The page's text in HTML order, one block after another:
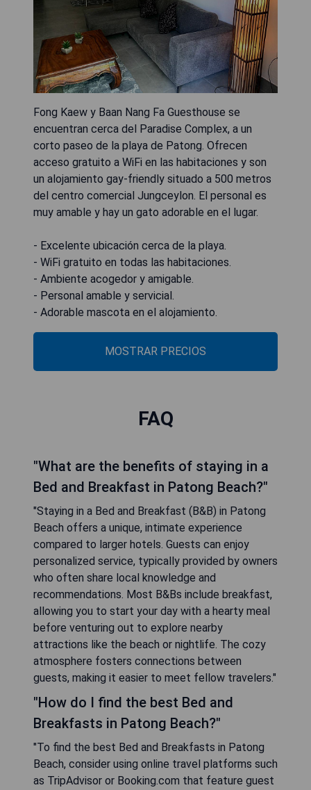
Fong Kaew y Baan Nang Fa Guesthouse se
encuentran cerca del Paradise Complex, a un
corto paseo de la playa de Patong. Ofrecen
acceso gratuito a WiFi en las habitaciones y son
un alojamiento gay-friendly situado a 500 metros
del centro comercial Jungceylon. El personal es
muy amable y hay un gato adorable en el lugar.
- Excelente ubicación cerca de la playa.
- WiFi gratuito en todas las habitaciones.
- Ambiente acogedor y amigable.
- Personal amable y servicial.
- Adorable mascota en el alojamiento.
MOSTRAR PRECIOS
FAQ
"What are the benefits of staying in a
Bed and Breakfast in Patong Beach?"
"Staying in a Bed and Breakfast (B&B) in Patong
Beach offers a unique, intimate experience
compared to larger hotels. Guests can enjoy
personalized service, typically provided by owners
who often share local knowledge and
recommendations. Most B&Bs include breakfast,
allowing you to start your day with a hearty meal
before venturing out to explore nearby
attractions like the beach or nightlife. The cozy
atmosphere fosters connections between
guests, making it easier to meet fellow travelers."
"How do I find the best Bed and
Breakfasts in Patong Beach?"
"To find the best Bed and Breakfasts in Patong
Beach, consider using online travel platforms such
as TripAdvisor or Booking.com that feature guest